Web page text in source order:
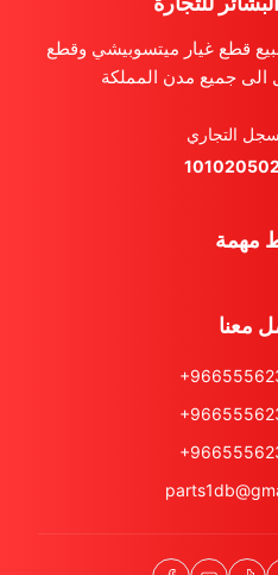
قطع غيار ميتسوبيشي وقطع
الى جميع مدن المملكة
التجاري
مهمة
معنا